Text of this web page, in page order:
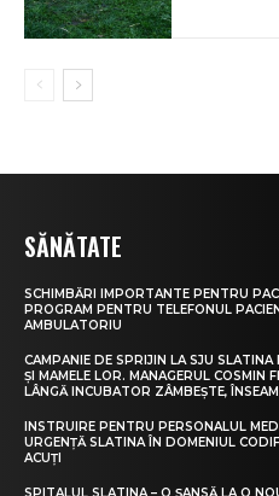
SĂNĂTATE
SCHIMBĂRI IMPORTANTE PENTRU
PROGRAM PENTRU TELEFONUL
AMBULATORIU
CAMPANIE DE SPRIJIN LA SJU
ȘI MAMELE LOR. MANAGERUL COSMIN
LÂNGĂ INCUBATOR ZÂMBEȘTE,
INSTRUIRE PENTRU PERSONALUL
URGENȚĂ SLATINA ÎN DOMENIUL
ACUȚI